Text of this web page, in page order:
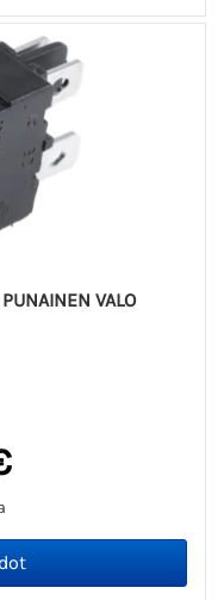
X ON-OFF PUNAINEN VALO